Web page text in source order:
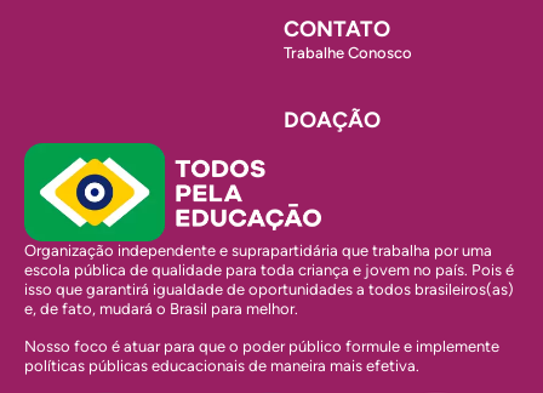
CONTATO
Trabalhe Conosco
DOAÇÃO
Organização independente e suprapartidária que trabalha por uma
escola pública de qualidade para toda criança e jovem no país. Pois é
isso que garantirá igualdade de oportunidades a todos brasileiros(as)
e, de fato, mudará o Brasil para melhor.
Nosso foco é atuar para que o poder público formule e implemente
políticas públicas educacionais de maneira mais efetiva.